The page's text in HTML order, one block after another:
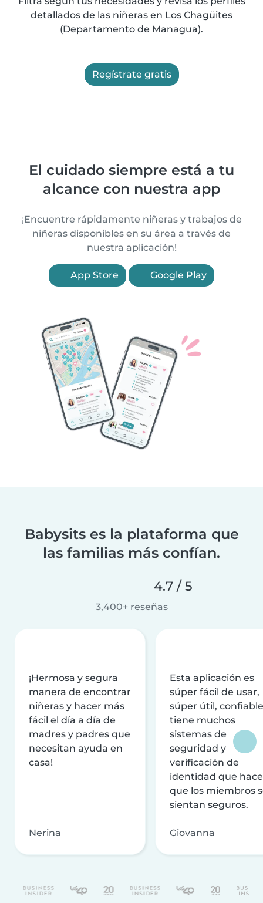
detallados de las niñeras en Los Chagüites
(Departamento de Managua).
Regístrate gratis
El cuidado siempre está a tu
alcance con nuestra app
¡Encuentre rápidamente niñeras y trabajos de
niñeras disponibles en su área a través de
nuestra aplicación!
App Store Google Play
Babysits es la plataforma que
las familias más confían.
4.7 / 5
3,400+ reseñas
¡Hermosa y segura
manera de encontrar
niñeras y hacer más
fácil el día a día de
madres y padres que
necesitan ayuda en
casa!
Nerina
Esta aplicación es
súper fácil de usar,
súper útil,
tiene muchos
sistemas de
seguridad y
verificación de
identidad que
que los miembros
sientan seguros.
Giovanna